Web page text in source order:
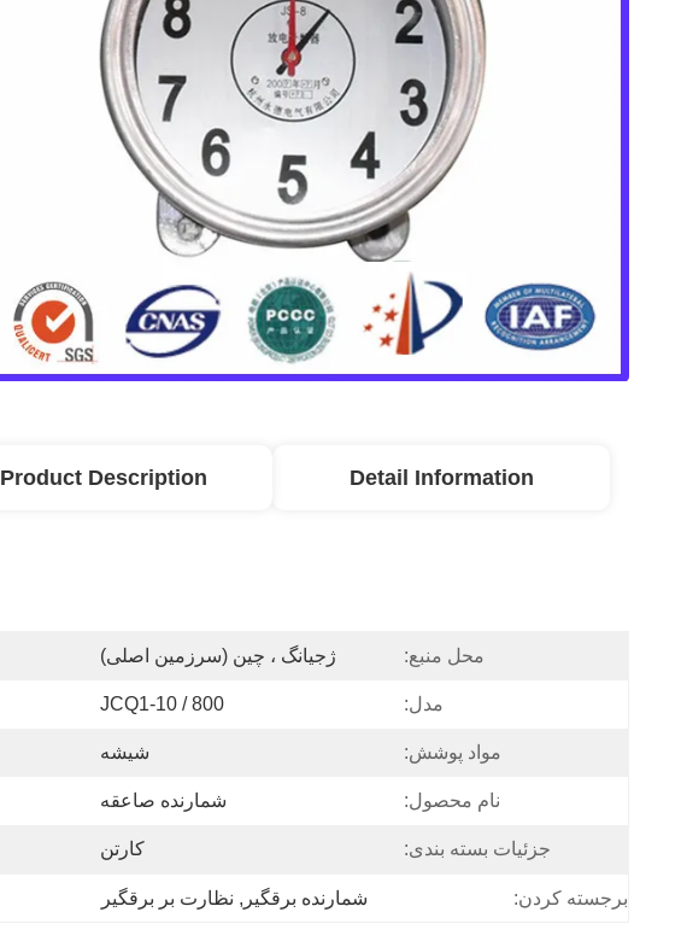
Detail Information
Product Description
محل منبع: ژجیانگ ، چین (سرزمین اصلی)
مدل: JCQ1-10 / 800
مواد پوشش: شیشه
نام محصول: شمارنده صاعقه
جزئیات بسته بندی: کارتن
برجسته کردن: شمارنده برقگیر , نظارت بر برقگیر